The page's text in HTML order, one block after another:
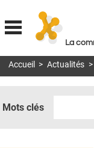
La
MON COMPTE
Accueil > Actualités >
Mots clés